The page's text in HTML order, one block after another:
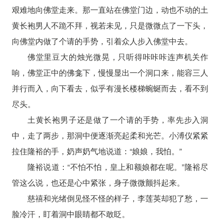
艰难地向佛堂走来。那一直站在佛堂门边，动也不动的土
黄长袍男人不跪不拜，视若未见，只是微微点了一下头，
向佛堂内做了个请的手势，引着众人步入佛堂中去。
佛堂里豆大的烛光微晃，只听得咔咔咔连声机关作
响，佛堂正中的佛龛下，慢慢显出一个洞口来，能容三人
并行而入，向下看去，似乎有漫长楼梯蜿蜒而去，看不到
尽头。
土黄长袍男子还是做了一个请的手势，率先步入洞
中，走了两步，那洞中便逐渐亮起柔和光芒。小溥仪紧紧
拉住隆裕的手，奶声奶气地说道：“娘娘，我怕。”
隆裕说道：“不怕不怕，皇上和额娘都在呢。”隆裕尽
管这么说，也还是心中紧张，身子微微颤抖起来。
慈禧和光绪倒见怪不怪的样子，李莲英却犯了愁，一
脸冷汗，盯着洞中眼睛都不敢眨。